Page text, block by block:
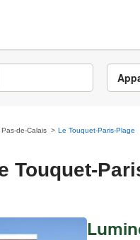
Pas-de-Calais Le Touquet-Paris-Plage
Touquet-